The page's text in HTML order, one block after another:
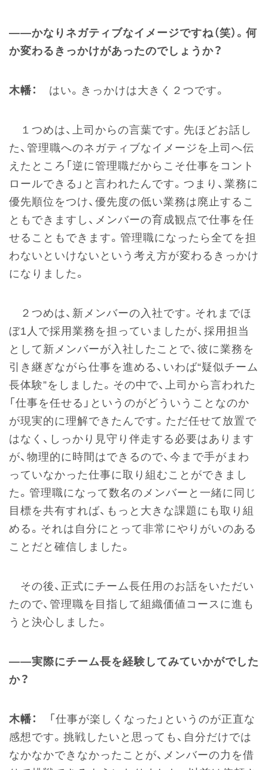
――かなりネガティブなイメージですね（笑）。何
か変わるきっかけがあったのでしょうか？
木幡： はい。きっかけは大きく２つです。
１つめは、上司からの言葉です。先ほどお話し
た、管理職へのネガティブなイメージを上司へ伝
えたところ「逆に管理職だからこそ仕事をコント
ロールできる」と言われたんです。つまり、業務に
優先順位をつけ、優先度の低い業務は廃止するこ
ともできますし、メンバーの育成観点で仕事を任
せることもできます。管理職になったら全てを担
わないといけないという考え方が変わるきっかけ
になりました。
２つめは、新メンバーの入社です。それまでほ
ぼ1人で採用業務を担っていましたが、採用担当
として新メンバーが入社したことで、彼に業務を
引き継ぎながら仕事を進める、いわば“疑似チーム
長体験”をしました。その中で、上司から言われた
「仕事を任せる」というのがどういうことなのか
が現実的に理解できたんです。ただ任せて放置で
はなく、しっかり見守り伴走する必要はあります
が、物理的に時間はできるので、今まで手がまわ
っていなかった仕事に取り組むことができまし
た。管理職になって数名のメンバーと一緒に同じ
目標を共有すれば、もっと大きな課題にも取り組
める。それは自分にとって非常にやりがいのある
ことだと確信しました。
その後、正式にチーム長任用のお話をいただい
たので、管理職を目指して組織価値コースに進も
うと決心しました。
――実際にチーム長を経験してみていかがでした
か？
木幡：
「仕事が楽しくなった」というのが正直な
感想です。挑戦したいと思っても、自分だけでは
なかなかできなかったことが、メンバーの力を借